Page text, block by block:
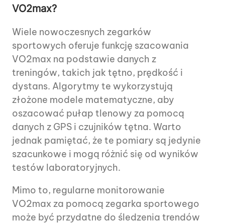
VO2max?
Wiele nowoczesnych zegarków
sportowych oferuje funkcję szacowania
VO2max na podstawie danych z
treningów, takich jak tętno, prędkość i
dystans. Algorytmy te wykorzystują
złożone modele matematyczne, aby
oszacować pułap tlenowy za pomocą
danych z GPS i czujników tętna. Warto
jednak pamiętać, że te pomiary są jedynie
szacunkowe i mogą różnić się od wyników
testów laboratoryjnych.
Mimo to, regularne monitorowanie
VO2max za pomocą zegarka sportowego
może być przydatne do śledzenia trendów